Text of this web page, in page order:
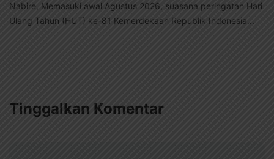
Nabire, Memasuki awal Agustus 2026, suasana peringatan Hari
Ulang Tahun (HUT) ke-81 Kemerdekaan Republik Indonesia...
Tinggalkan Komentar